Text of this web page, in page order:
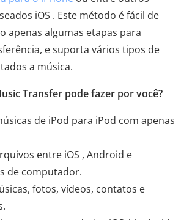
iOS . Este método é fácil de
apenas algumas etapas para
e suporta vários tipos de
a música.
Transfer pode fazer por você?
de iPod para iPod com apenas
entre iOS , Android e
de computador.
fotos, vídeos, contatos e